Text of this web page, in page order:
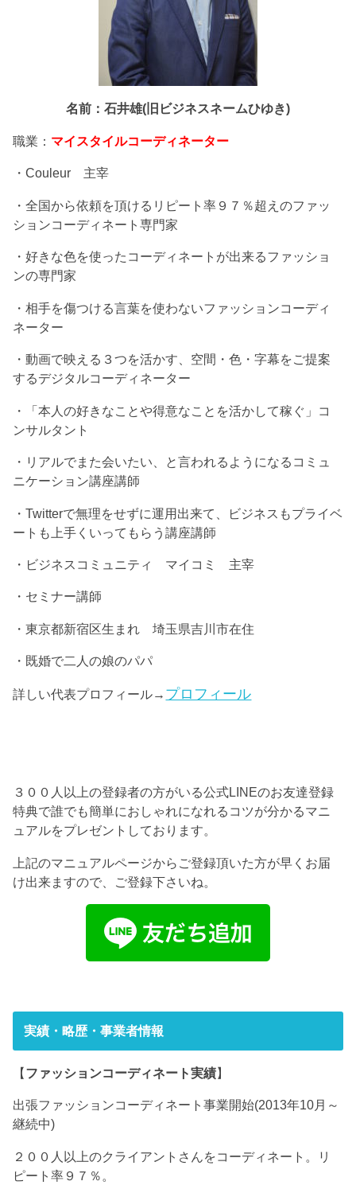
名前：石井雄(旧ビジネスネームひゆき)
職業： マイスタイルコーディネーター
・Couleur 主宰
・全国から依頼を頂けるリピート率９７％超えのファッ
ションコーディネート専門家
・好きな色を使ったコーディネートが出来るファッショ
ンの専門家
・相手を傷つける言葉を使わないファッションコーディ
ネーター
・動画で映える３つを活かす、空間・色・字幕をご提案
するデジタルコーディネーター
・「本人の好きなことや得意なことを活かして稼ぐ」コ
ンサルタント
・リアルでまた会いたい、と言われるようになるコミュ
ニケーション講座講師
・Twitterで無理をせずに運用出来て、ビジネスもプライベ
ートも上手くいってもらう講座講師
・ビジネスコミュニティ マイコミ 主宰
・セミナー講師
・東京都新宿区生まれ 埼玉県吉川市在住
・既婚で二人の娘のパパ
詳しい代表プロフィール→ プロフィール
３００人以上の登録者の方がいる公式LINEのお友達登録
特典で誰でも簡単におしゃれになれるコツが分かるマニ
ュアルをプレゼントしております。
上記のマニュアルページからご登録頂いた方が早くお届
け出来ますので、ご登録下さいね。
実績・略歴・事業者情報
【ファッションコーディネート実績】
出張ファッションコーディネート事業開始(2013年10月～
継続中)
２００人以上のクライアントさんをコーディネート。リ
ピート率９７％。